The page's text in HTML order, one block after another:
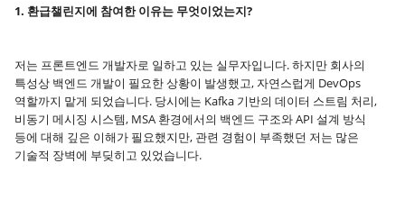
1. 환급챌린지에 참여한 이유는 무엇이었는지?
저는 프론트엔드 개발자로 일하고 있는 실무자입니다. 하지만 회사의
특성상 백엔드 개발이 필요한 상황이 발생했고, 자연스럽게 DevOps
역할까지 맡게 되었습니다. 당시에는 Kafka 기반의 데이터 스트림 처리,
비동기 메시징 시스템, MSA 환경에서의 백엔드 구조와 API 설계 방식
등에 대해 깊은 이해가 필요했지만, 관련 경험이 부족했던 저는 많은
기술적 장벽에 부딪히고 있었습니다.